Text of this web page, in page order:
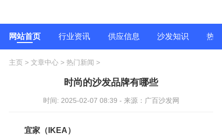
网站首页 行业资讯 供应信息 沙发知识 热
主页> 文章中心> 热门新闻 >
时尚的沙发品牌有哪些
时间: 2025-02-07 08:39 - 来源：广百沙发网
宜家（IKEA）